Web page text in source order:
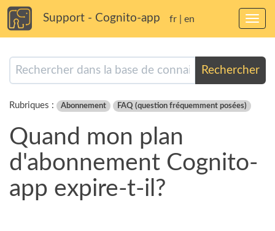
Support - Cognito-app fr en
Rechercher
Rubriques : Abonnement FAQ (question fréquemment posées)
Quand mon plan
d'abonnement Cognito-
app expire-t-il?